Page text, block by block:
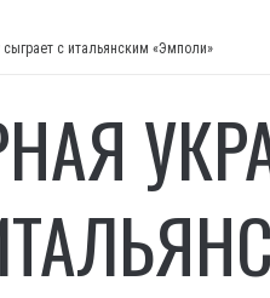
с итальянским «Эмполи»